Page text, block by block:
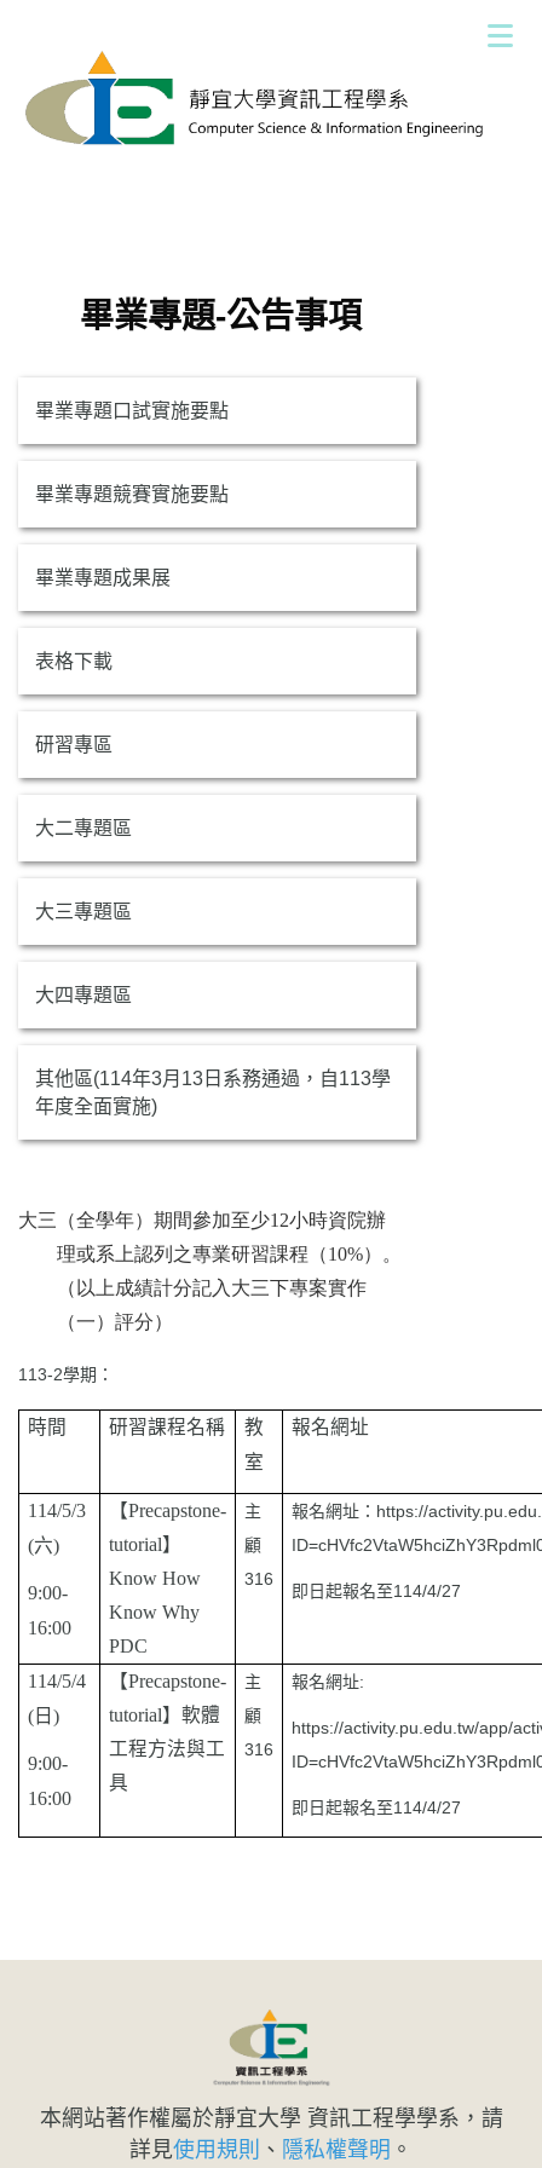
內
畢業專題-公告事項
畢業專題口試實施要點
畢業專題競賽實施要點
畢業專題成果展
表格下載
研習專區
大二專題區
大三專題區
大四專題區
其他區(114年3月13日系務通過，自113學
年度全面實施)
大三（全學年）期間參加至少12小時資院辦
理或系上認列之專業研習課程（10%）。
（以上成績計分記入大三下專案實作
（一） 評分）
113-2學期：
時間 研習課程名稱
教
室
報名網址
114/5/3
(六)
9:00-
16:00
【Precapstone-
tutorial】
Know How
Know Why
PDC
主
顧
316
報名網址： https://
即日起報名至114/4/27
114/5/4
( 日 )
9:00-
16:00
【Precapstone-
tutorial】軟體
工程方法與工
具
主
顧
316
報名網址:
https://activity.pu.edu.tw/app/
即日起報名至114/4/27
本網站著作權屬於靜宜大學 資訊工程學學系，請
詳見使用規則 、 隱私權聲明 。